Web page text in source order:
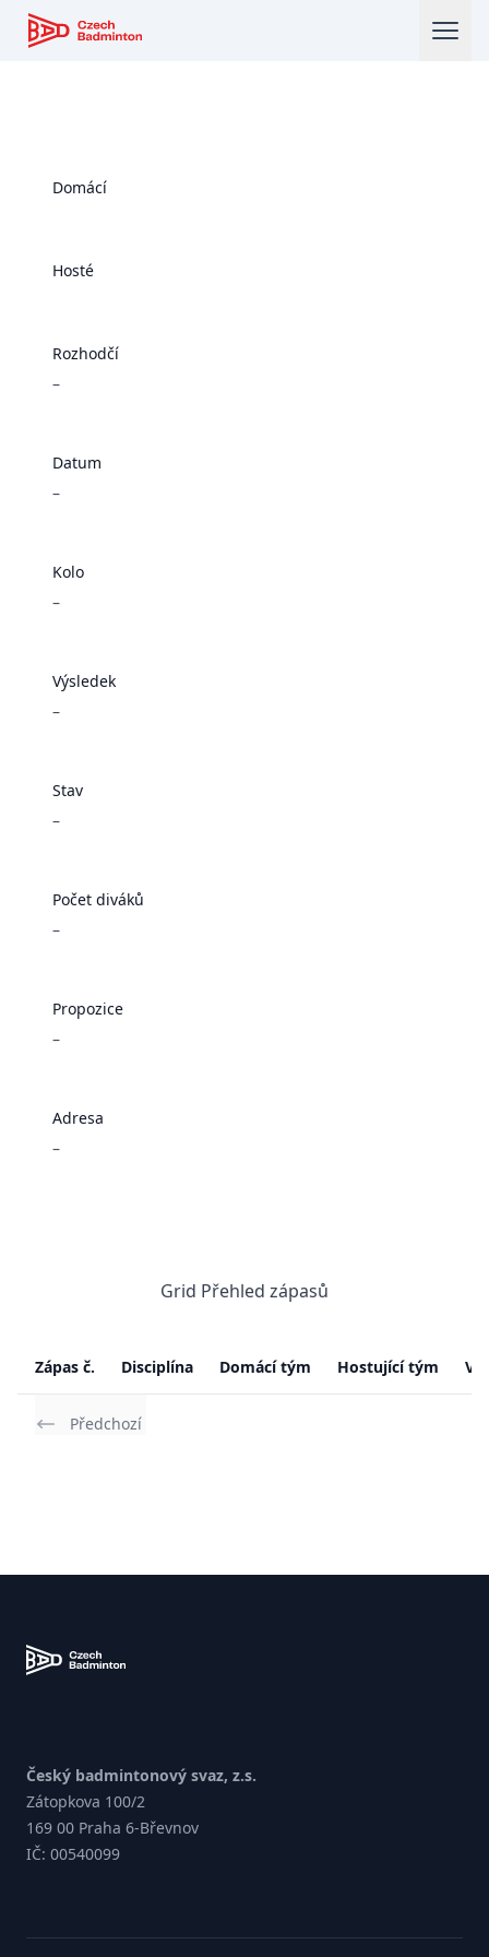
Český badmintonový svaz
Domácí
Hosté
Rozhodčí
–
Datum
–
Kolo
–
Výsledek
–
Stav
–
Počet diváků
–
Propozice
–
Adresa
–
Grid Přehled zápasů
Zápas č. Disciplína Domácí tým Hostující tým
Předchozí
Český badmintonový svaz, z.s.
Zátopkova 100/2
169 00 Praha 6-Břevnov
IČ: 00540099